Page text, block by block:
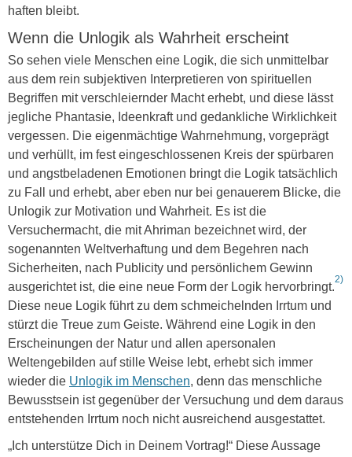
haften bleibt.
Wenn die Unlogik als Wahrheit erscheint
So sehen viele Menschen eine Logik, die sich unmittelbar
aus dem rein subjektiven Interpretieren von spirituellen
Begriffen mit verschleiernder Macht erhebt, und diese lässt
jegliche Phantasie, Ideenkraft und gedankliche Wirklichkeit
vergessen. Die eigenmächtige Wahrnehmung, vorgeprägt
und verhüllt, im fest eingeschlossenen Kreis der spürbaren
und angstbeladenen Emotionen bringt die Logik tatsächlich
zu Fall und erhebt, aber eben nur bei genauerem Blicke, die
Unlogik zur Motivation und Wahrheit. Es ist die
Versuchermacht, die mit Ahriman bezeichnet wird, der
sogenannten Weltverhaftung und dem Begehren nach
Sicherheiten, nach Publicity und persönlichem Gewinn
ausgerichtet ist, die eine neue Form der Logik hervorbringt.
2)
Diese neue Logik führt zu dem schmeichelnden Irrtum und
stürzt die Treue zum Geiste. Während eine Logik in den
Erscheinungen der Natur und allen apersonalen
Weltengebilden auf stille Weise lebt, erhebt sich immer
wieder die Unlogik im Menschen, denn das menschliche
Bewusstsein ist gegenüber der Versuchung und dem daraus
entstehenden Irrtum noch nicht ausreichend ausgestattet.
„Ich unterstütze Dich in Deinem Vortrag!“ Diese Aussage